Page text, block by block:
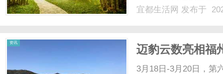
造企业实现智能化管
宜都生活网 发布于
资讯
迈豹云数亮相福
掘金全球
3月18日-3月20日，第